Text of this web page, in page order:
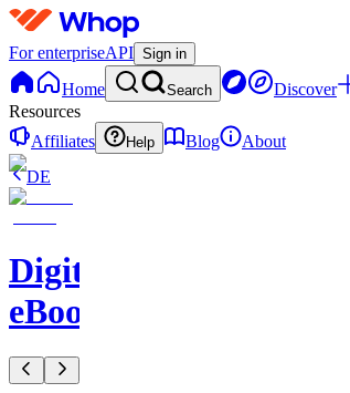
For enterpriseAPI Sign in
Home Search Discover
Resources
Affiliates
Help Blog
About
DE
Digital
eBooks